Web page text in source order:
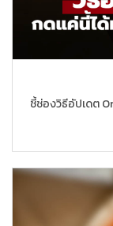
ชี้ช่องวิธีอัปเดต